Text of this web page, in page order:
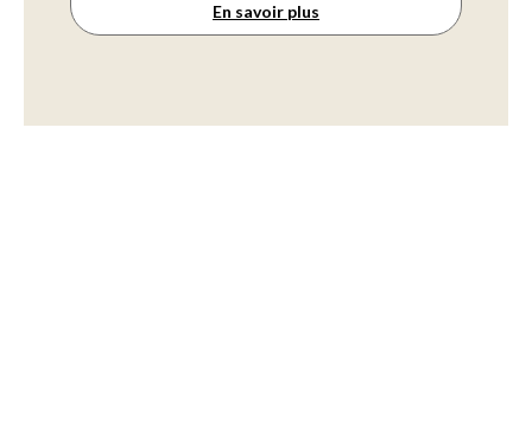
En savoir plus